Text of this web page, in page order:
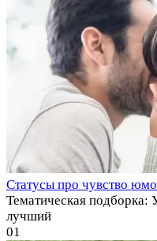
Статусы про чувство
Тематическая
лучший
01